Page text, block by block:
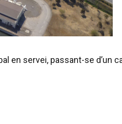
en servei, passant-se d’un